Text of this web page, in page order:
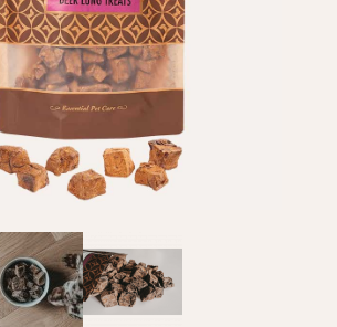
БЛОГ
Оплата и доставка
Программа лояльности
О Нас
Оптовым клиентам
Контакты
+380 (95) 095-00-05